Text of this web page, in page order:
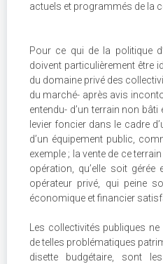
actuels et programmés de la
Pour ce qui de la politique
doivent particulièrement être
du domaine privé des
du marché- après avis
entendu- d’un terrain non
levier foncier dans le cadre
d’un équipement public,
exemple ; la vente de ce
opération, qu’elle soit
opérateur privé, qui peine
économique et financier
Les collectivités publiques
de telles problématiques
disette budgétaire, sont